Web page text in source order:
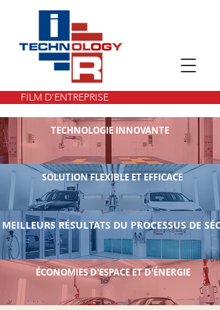
FILM D'ENTREPRISE
TECHNOLOGIE INNOVANTE
SOLUTION FLEXIBLE ET EFFICACE
MEILLEURS RÉSULTATS DU PROCESSUS DE
ÉCONOMIES D'ESPACE ET D'ÉNERGIE